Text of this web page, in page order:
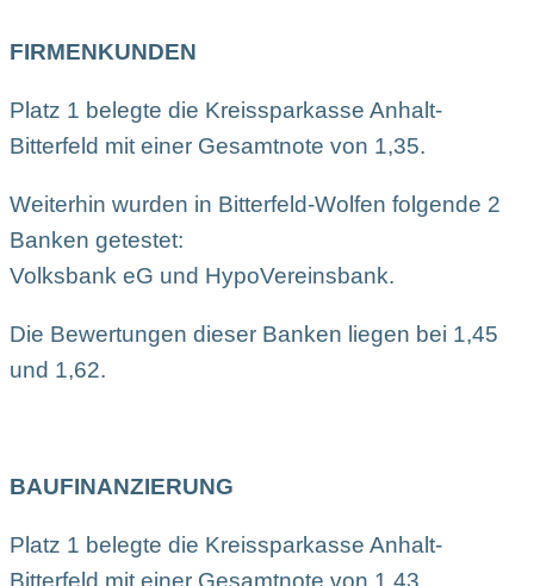
FIRMENKUNDEN
Platz 1 belegte die Kreissparkasse Anhalt-
Bitterfeld mit einer Gesamtnote von 1,35.
Weiterhin wurden in Bitterfeld-Wolfen folgende 2
Banken getestet:
Volksbank eG und HypoVereinsbank.
Die Bewertungen dieser Banken liegen bei 1,45
und 1,62.
BAUFINANZIERUNG
Platz 1 belegte die Kreissparkasse Anhalt-
Bitterfeld mit einer Gesamtnote von 1,43.